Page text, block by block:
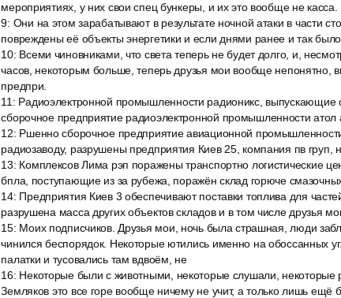
мероприятиях, у них свои спец бункеры, и их это вообще не касса.
9: Они на этом зарабатывают в результате ночной атаки в части
повреждены её объекты энергетики и если днями ранее и так было
10: Всеми чиновниками, что света теперь не будет долго, и,
часов, некоторым больше, теперь друзья мои вообще непонятно,
предпри.
11 : Радиоэлектронной промышленности радионикс,
сборочное предприятие радиоэлектронной промышленности
12: Ршенно сборочное предприятие авиационной
радиозаводу, разрушены предприятия Киев 25, компания пв груп,
13: Комплексов Лима рэп поражены транспортно логистические
бпла, поступающие из за рубежа, поражён склад горюче
14: Предприятия Киев 3 обеспечивают поставки топлива для
разрушена масса других объектов складов и в том числе друзья
15: Моих подписчиков. Друзья мои, ночь была страшная, люди
чинился беспорядок. Некоторые ютились именно на обоссанных
палатки и тусовались там вдвоём, не
16: Некоторые были с животными, некоторые слушали, некоторые
Земляков это все горе вообще ничему не учит, а только лишь ещё